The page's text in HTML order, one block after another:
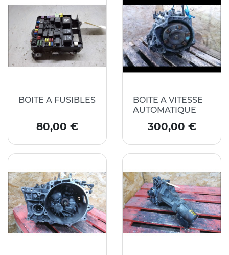
BOITE A FUSIBLES
Prix
80,00 €
BOITE A VITESSE
AUTOMATIQUE
Prix
300,00 €